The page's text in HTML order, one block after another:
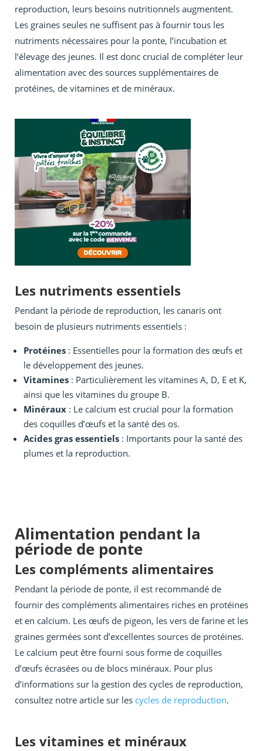
reproduction, leurs besoins nutritionnels augmentent.
Les graines seules ne suffisent pas à fournir tous les
nutriments nécessaires pour la ponte, l’incubation et
l’élevage des jeunes. Il est donc crucial de compléter leur
alimentation avec des sources supplémentaires de
protéines, de vitamines et de minéraux.
Les nutriments essentiels
Pendant la période de reproduction, les canaris ont
besoin de plusieurs nutriments essentiels :
Protéines : Essentielles pour la formation des œufs et
le développement des jeunes.
Vitamines : Particulièrement les vitamines A, D, E et K,
ainsi que les vitamines du groupe B.
Minéraux : Le calcium est crucial pour la formation
des coquilles d’œufs et la santé des os.
Acides gras essentiels : Importants pour la santé des
plumes et la reproduction.
Alimentation pendant la
période de ponte
Les compléments alimentaires
Pendant la période de ponte, il est recommandé de
fournir des compléments alimentaires riches en protéines
et en calcium. Les œufs de pigeon, les vers de farine et les
graines germées sont d’excellentes sources de protéines.
Le calcium peut être fourni sous forme de coquilles
d’œufs écrasées ou de blocs minéraux. Pour plus
d’informations sur la gestion des cycles de reproduction,
consultez notre article sur les cycles de reproduction.
Les vitamines et minéraux